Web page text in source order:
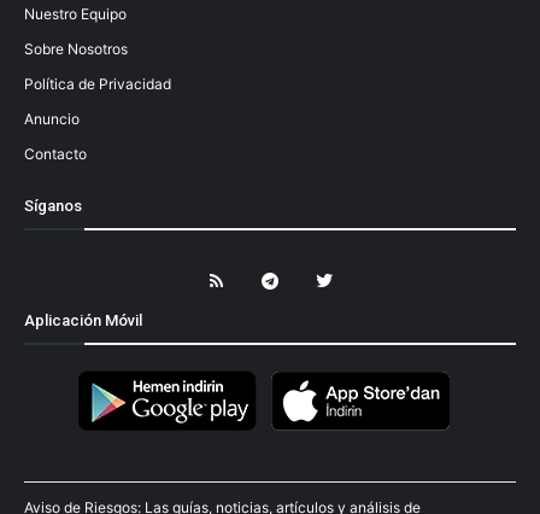
Nuestro Equipo
Sobre Nosotros
Política de Privacidad
Anuncio
Contacto
Síganos
Aplicación Móvil
Aviso de Riesgos: Las guías, noticias, artículos y análisis de